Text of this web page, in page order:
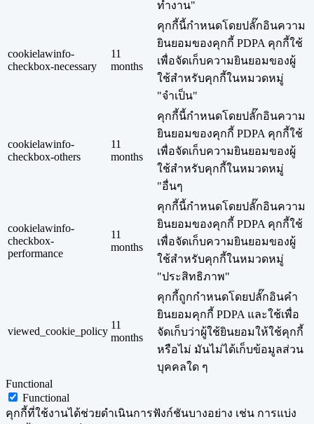
ทำงาน"
cookielawinfo-
checkbox-necessary
11
months
คุกกี้นี้กำหนดโดยปลั๊กอินความ
ยินยอมของคุกกี้ PDPA คุกกี้ใช้
เพื่อจัดเก็บความยินยอมของผู้
ใช้สำหรับคุกกี้ในหมวดหมู่
"จำเป็น"
cookielawinfo-
checkbox-others
11
months
คุกกี้นี้กำหนดโดยปลั๊กอินความ
ยินยอมของคุกกี้ PDPA คุกกี้ใช้
เพื่อจัดเก็บความยินยอมของผู้
ใช้สำหรับคุกกี้ในหมวดหมู่
"อื่นๆ
cookielawinfo-
checkbox-
performance
11
months
คุกกี้นี้กำหนดโดยปลั๊กอินความ
ยินยอมของคุกกี้ PDPA คุกกี้ใช้
เพื่อจัดเก็บความยินยอมของผู้
ใช้สำหรับคุกกี้ในหมวดหมู่
"ประสิทธิภาพ"
viewed_cookie_policy
11
months
คุกกี้ถูกกำหนดโดยปลั๊กอินคำ
ยินยอมคุกกี้ PDPA และใช้เพื่อ
จัดเก็บว่าผู้ใช้ยินยอมให้ใช้คุกกี้
หรือไม่ มันไม่ได้เก็บข้อมูลส่วน
บุคคลใด ๆ
Functional
Functional
คุกกี้ที่ใช้งานได้ช่วยดำเนินการฟังก์ชันบางอย่าง เช่น การแบ่ง